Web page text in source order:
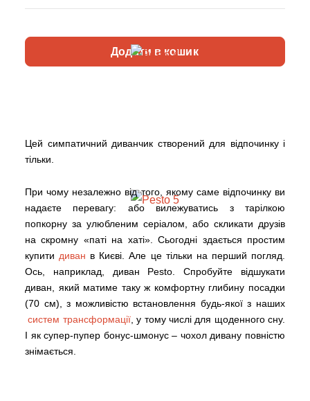
Додати в кошик
Цей симпатичний диванчик створений для відпочинку і
тільки.
При чому незалежно від того, якому саме відпочинку ви
надаєте перевагу: або вилежуватись з тарілкою
попкорну за улюбленим серіалом, або скликати друзів
на скромну «паті на хаті». Сьогодні здається простим
купити диван в Києві. Але це тільки на перший погляд.
Ось, наприклад, диван Pesto. Спробуйте відшукати
диван, який матиме таку ж комфортну глибину посадки
(70 см), з можливістю встановлення будь-якої з наших
систем трансформації, у тому числі для щоденного сну.
І як супер-пупер бонус-шмонус – чохол дивану повністю
знімається.